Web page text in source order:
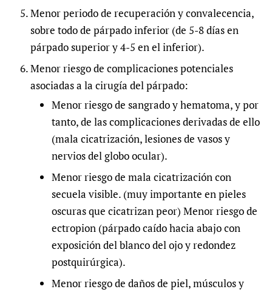
Menor periodo de recuperación y convalecencia,
sobre todo de párpado inferior (de 5-8 días en
párpado superior y 4-5 en el inferior).
Menor riesgo de complicaciones potenciales
asociadas a la cirugía del párpado:
Menor riesgo de sangrado y hematoma, y por
tanto, de las complicaciones derivadas de ello
(mala cicatrización, lesiones de vasos y
nervios del globo ocular).
Menor riesgo de mala cicatrización con
secuela visible. (muy importante en pieles
oscuras que cicatrizan peor) Menor riesgo de
ectropion (párpado caído hacia abajo con
exposición del blanco del ojo y redondez
postquirúrgica).
Menor riesgo de daños de piel, músculos y